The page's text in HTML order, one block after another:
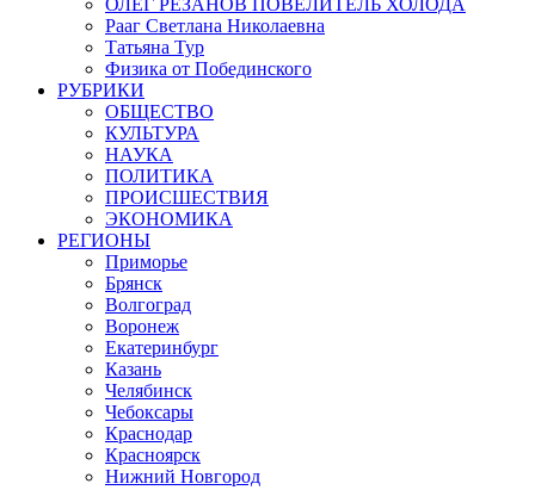
ОЛЕГ РЕЗАНОВ ПОВЕЛИТЕЛЬ ХОЛОДА
Рааг Светлана Николаевна
Татьяна Тур
Физика от Побединского
РУБРИКИ
ОБЩЕСТВО
КУЛЬТУРА
НАУКА
ПОЛИТИКА
ПРОИСШЕСТВИЯ
ЭКОНОМИКА
РЕГИОНЫ
Приморье
Брянск
Волгоград
Воронеж
Екатеринбург
Казань
Челябинск
Чебоксары
Краснодар
Красноярск
Нижний Новгород